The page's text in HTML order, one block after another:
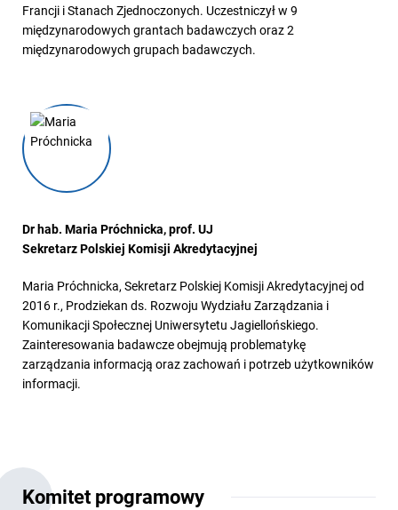
Francji i Stanach Zjednoczonych. Uczestniczył w 9
międzynarodowych grantach badawczych oraz 2
międzynarodowych grupach badawczych.
Dr hab. Maria Próchnicka, prof. UJ
Sekretarz Polskiej Komisji Akredytacyjnej
Maria Próchnicka, Sekretarz Polskiej Komisji Akredytacyjnej od
2016 r., Prodziekan ds. Rozwoju Wydziału Zarządzania i
Komunikacji Społecznej Uniwersytetu Jagiellońskiego.
Zainteresowania badawcze obejmują problematykę
zarządzania informacją oraz zachowań i potrzeb użytkowników
informacji.
Komitet programowy